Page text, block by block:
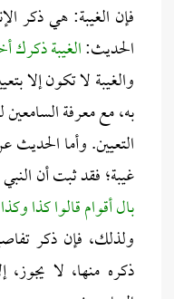
فإن الغيبة: هي ذكر
الحديث:الغيبة ذكرك
والغيبة لا تكون إلا
به، مع معرفة
التعيين. وأما
غيبة؛ فقد ثبت أن
بال أقوام قالوا كذا وكذا
ولذلك، فإن ذكر
ذكره منها، لا يجوز،